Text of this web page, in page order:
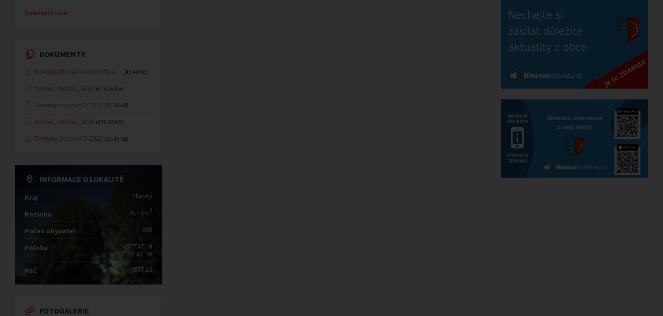
Zobrazit více
DOKUMENTY
Reklamační řád vodovodu a… (45.40 KB)
Vodné, stočné_2026 (475.06 KB)
Termíny svozu KO 2026 (91.38 KB)
Vodné, stočné_2025 (272.84 KB)
Termíny svozu KO 2025 (27.46 KB)
INFORMACE O LOKALITĚ
Kraj Zlínský
Rozloha 8,1 km2
Počet obyvatel 308
Poloha
49°7′47″ N
17°37′42″ W
PSČ
687 12
FOTOGALERIE